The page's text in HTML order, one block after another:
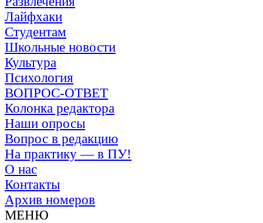
Лайфхаки
Студентам
Школьные новости
Культура
Психология
ВОПРОС-ОТВЕТ
Колонка редактора
Наши опросы
Вопрос в редакцию
На практику — в ПУ!
О нас
Контакты
Архив номеров
МЕНЮ